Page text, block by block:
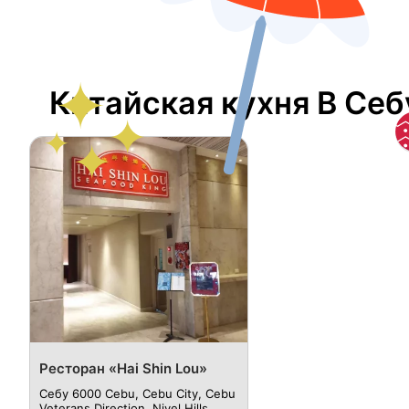
Китайская кухня В
Ресторан «Hai Shin Lou»
Себу 6000 Cebu, Cebu City, Cebu